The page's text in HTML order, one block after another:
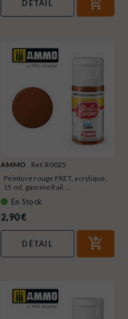
DÉTAIL
AMMO
Ref. R0025
Peinture rouge FRET, acrylique,
15 ml, gamme Rail...
En Stock
2,90 €
DÉTAIL